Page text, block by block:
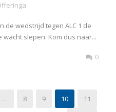
de wedstrijd tegen ALC 1 de
slepen. Kom dus naar...
0
… 8 9 10
11